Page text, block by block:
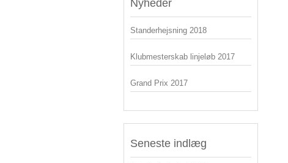
Nyheder
Standerhejsning 2018
Klubmesterskab linjeløb 2017
Grand Prix 2017
Seneste indlæg